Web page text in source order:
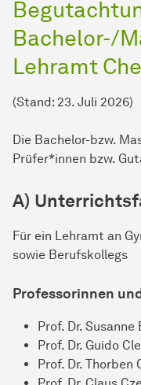
Bachelor-/
Lehramt
(Stand: 23. Juli 2026)
Die Bachelor-bzw.
Prüfer*innen bzw.
A)
Für ein Lehramt an
sowie Berufskollegs
Professorinnen
Prof. Dr.
Prof. Dr. Guido
Prof. Dr. Thorben